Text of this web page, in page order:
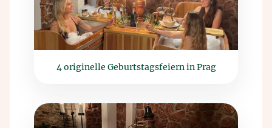
4 originelle Geburtstagsfeiern in Prag